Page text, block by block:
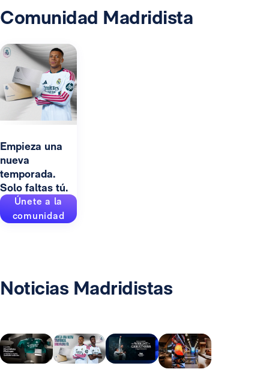
Comunidad Madridista
Empieza una
nueva
temporada.
Solo faltas tú.
Únete a la
comunidad
Noticias Madridistas